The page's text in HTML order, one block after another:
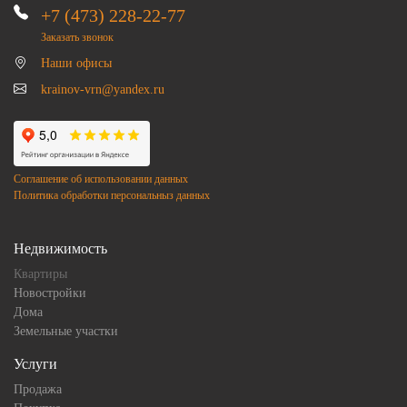
+7 (473) 228-22-77
Заказать звонок
Наши офисы
krainov-vrn@yandex.ru
Соглашение об использовании данных
Политика обработки персональныз данных
Недвижимость
Квартиры
Новостройки
Дома
Земельные участки
Услуги
Продажа